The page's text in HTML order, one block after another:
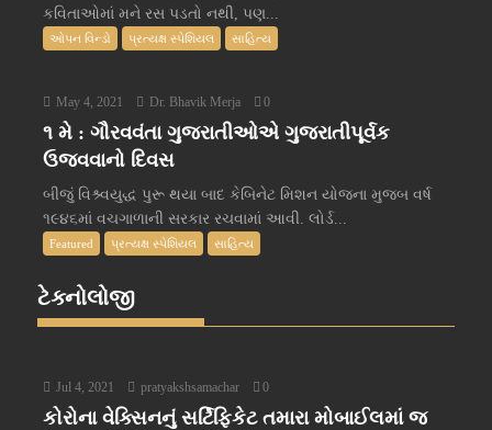
કવિતાઓમાં મને રસ પડતો નથી, પણ...
ઓપન વિન્ડો પ્રત્યક્ષ સ્પેશિયલ સાહિત્ય
May 4, 2021 Dr. Bhavik Merja 0
૧ મે : ગૌરવવંતા ગુજરાતીઓએ ગુજરાતીપૂર્વક
ઉજવવાનો દિવસ
બીજું વિશ્ર્વયુદ્ધ પુરૂ થયા બાદ કેબિનેટ મિશન યોજના મુજબ વર્ષ
૧૯૪૬માં વચગાળાની સરકાર રચવામાં આવી. લોર્ડ...
Featured પ્રત્યક્ષ સ્પેશિયલ સાહિત્ય
ટેક્નોલોજી
Jul 4, 2021 pratyakshsamachar 0
કોરોના વેક્સિનનું સર્ટિફિકેટ તમારા મોબાઈલમાં જ